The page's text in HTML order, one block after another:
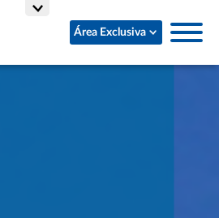
Área Exclusiva